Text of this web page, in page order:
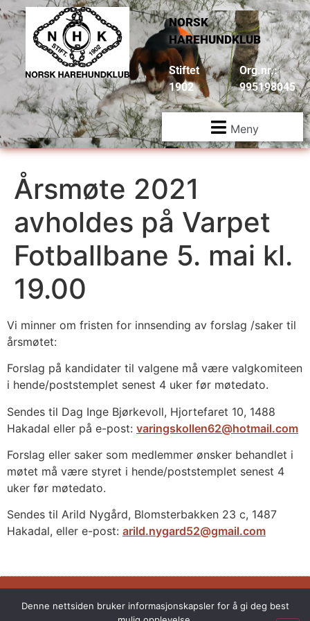
NORSK
HAREHUNDKLUB
Stiftet
1902
Org.nr.:
995198045
Meny
Årsmøte 2021
avholdes på Varpet
Fotballbane 5. mai kl.
19.00
Vi minner om fristen for innsending av forslag /saker til
årsmøtet:
Forslag på kandidater til valgene må være valgkomiteen
i hende/poststemplet senest 4 uker før møtedato.
Sendes til Dag Inge Bjørkevoll, Hjortefaret 10, 1488
Hakadal eller på e-post: varingskollen62@hotmail.com
Forslag eller saker som medlemmer ønsker behandlet i
møtet må være styret i hende/poststemplet senest 4
uker før møtedato.
Sendes til Arild Nygård, Blomsterbakken 23 c, 1487
Hakadal, eller e-post: arild.nygard52@gmail.com
Harejakt og harehunder siden 1902
Denne nettsiden bruker informasjonskapsler for å gi deg best